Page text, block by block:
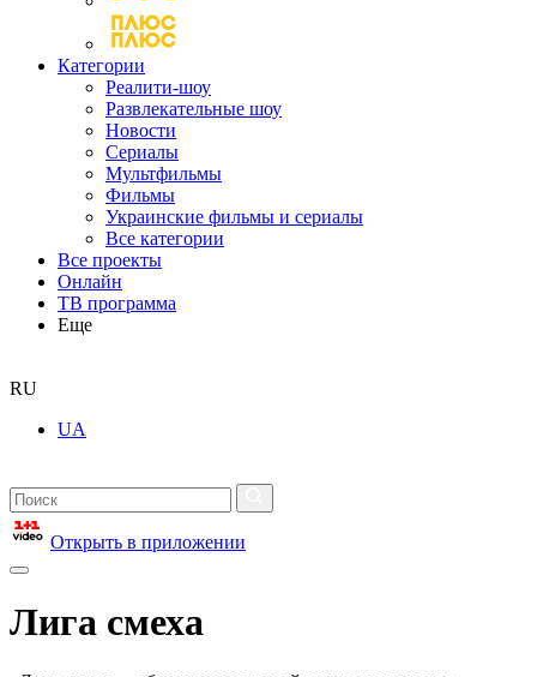
Категории
Реалити-шоу
Развлекательные шоу
Новости
Сериалы
Мультфильмы
Фильмы
Украинские фильмы и сериалы
Все категории
Все проекты
Онлайн
ТВ программа
Еще
RU
UA
Открыть в приложении
Лига смеха